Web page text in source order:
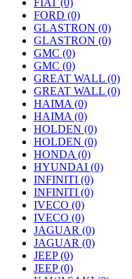
FIAT (0)
FORD (0)
GLASTRON (0)
GLASTRON (0)
GMC (0)
GMC (0)
GREAT WALL (0)
GREAT WALL (0)
HAIMA (0)
HAIMA (0)
HOLDEN (0)
HOLDEN (0)
HONDA (0)
HYUNDAI (0)
INFINITI (0)
INFINITI (0)
IVECO (0)
IVECO (0)
JAGUAR (0)
JAGUAR (0)
JEEP(0)
JEEP(0)